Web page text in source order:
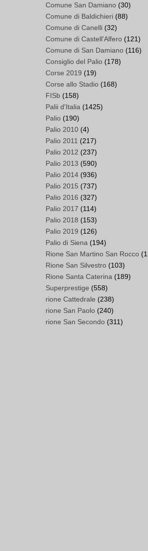
Comune San Damiano (30)
Comune di Baldichieri (88)
Comune di Canelli (32)
Comune di Castell'Alfero (121)
Comune di San Damiano (116)
Consiglio del Palio (178)
Corse 2019 (19)
Corse allo Stadio (168)
FISb (158)
Palii d'Italia (1425)
Palio (190)
Palio 2010 (4)
Palio 2011 (217)
Palio 2012 (237)
Palio 2013 (590)
Palio 2014 (936)
Palio 2015 (737)
Palio 2016 (327)
Palio 2017 (114)
Palio 2018 (153)
Palio 2019 (126)
Palio di Siena (194)
Rione San Martino San Rocco
Rione San Silvestro (103)
Rione Santa Caterina (189)
Superprestige (558)
rione Cattedrale (238)
rione San Paolo (240)
rione San Secondo (311)